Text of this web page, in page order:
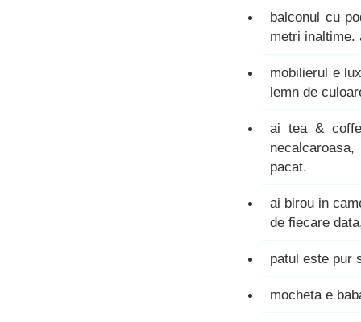
balconul cu
metri inaltime.
mobilierul e
lemn de
ai tea &
pacat.
ai birou in
de fiecare
patul este pur
mocheta e